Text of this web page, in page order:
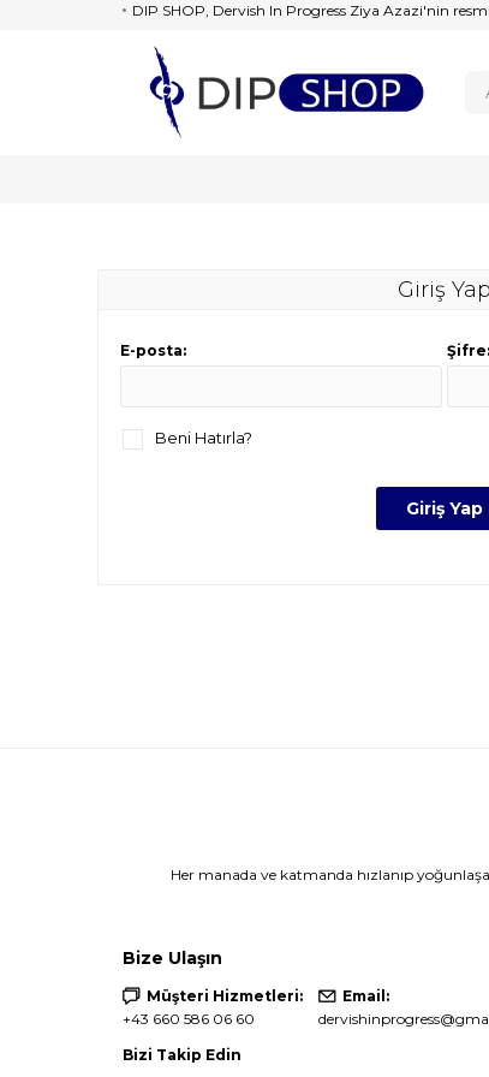
DIP SHOP, Dervish In Progress Ziya Azazi'nin
Giriş Yap
E-posta: Şifre:
Beni Hatırla?
Her manada ve katmanda hızlanıp
Bize Ulaşın
Müşteri Hizmetleri:
+43 660 586 06 60
Email:
Bizi Takip Edin